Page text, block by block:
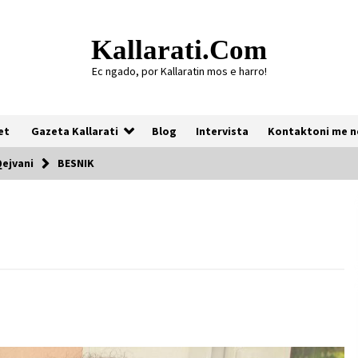
Kallarati.com
Ec ngado, por Kallaratin mos e harro!
Gazeta Kallarati Blog Intervista Kontaktoni me
BESNIK